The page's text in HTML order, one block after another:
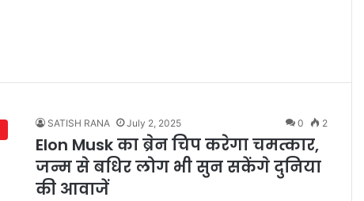
SATISH RANA July 2, 2025 0 2
Elon Musk का ब्रेन चिप करेगा चमत्कार,
जन्म से बधिर लोग भी सुन सकेंगे दुनिया
की आवाजें